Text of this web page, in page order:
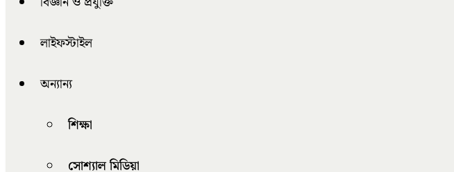
লাইফস্টাইল
অন্যান্য
শিক্ষা
সোশ্যাল মিডিয়া